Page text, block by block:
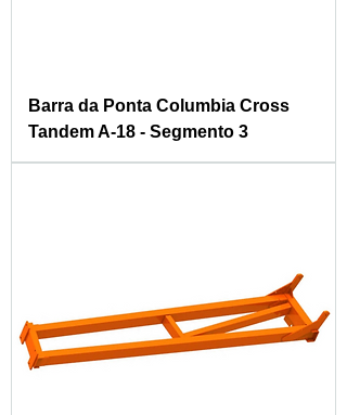
Barra da Ponta Columbia Cross
Tandem A-18 - Segmento 3